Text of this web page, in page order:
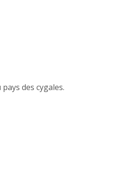
des cygales.